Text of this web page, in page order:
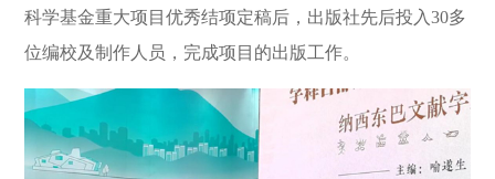
科学基金重大项目优秀结项定稿后，出版社先后投入30多
位编校及制作人员，完成项目的出版工作。